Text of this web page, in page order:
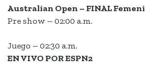
Australian Open – FINAL Femeni
Pre show – 02:00 a.m.
Juego – 02:30 a.m.
EN VIVO POR ESPN2